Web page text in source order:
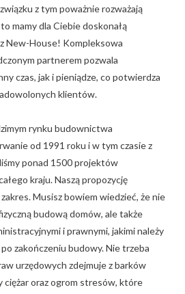
z tym poważnie rozważają
mamy dla Ciebie doskonałą
New-House! Kompleksowa
partnerem pozwala
czas, jak i pieniądze, co potwierdza
klientów.
rynku budownictwa
od 1991 roku i w tym czasie z
ponad 1500 projektów
kraju. Naszą propozycję
Musisz bowiem wiedzieć, że nie
budową domów, ale także
i prawnymi, jakimi należy
zakończeniu budowy. Nie trzeba
urzędowych zdejmuje z barków
oraz ogrom stresów, które